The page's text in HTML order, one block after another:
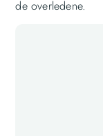
de overledene.